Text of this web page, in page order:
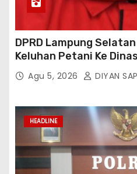
DPRD Lampung
Keluhan Petani Ke
Penyaluran Pupuk
Lestari
Agu 5, 2026 DIYAN
HEADLINE